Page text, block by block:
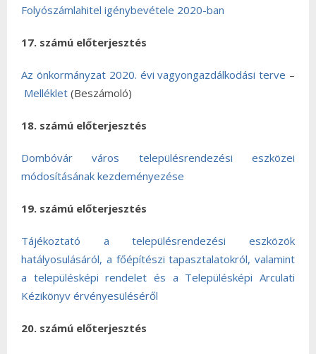
Folyószámlahitel igénybevétele 2020-ban
17. számú előterjesztés
Az önkormányzat 2020. évi vagyongazdálkodási terve –
Melléklet (Beszámoló)
18. számú előterjesztés
Dombóvár város településrendezési eszközei
módosításának kezdeményezése
19. számú előterjesztés
Tájékoztató a településrendezési eszközök
hatályosulásáról, a főépítészi tapasztalatokról, valamint
a településképi rendelet és a Településképi Arculati
Kézikönyv érvényesüléséről
20. számú előterjesztés